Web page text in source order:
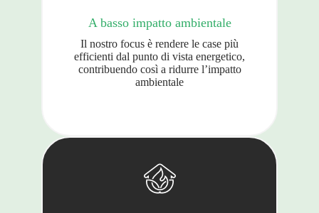
A basso impatto ambientale
Il nostro focus è rendere le case più
efficienti dal punto di vista energetico,
contribuendo così a ridurre l’impatto
ambientale